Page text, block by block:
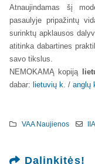
Atnaujindamas šį
pasaulyje pripažintų
surinktų apklausos
atitinka dabartines
savo tikslus.
NEMOKAMĄ kopiją
dabar: lietuvių k. / anglų
VAA Naujienos IIA
Dalinkitės!